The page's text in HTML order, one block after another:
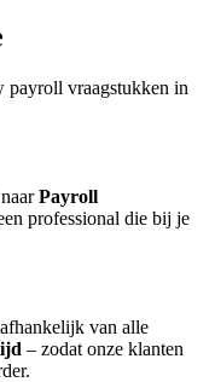
payroll vraagstukken in
Payroll
professional die bij je
van alle
– zodat onze klanten